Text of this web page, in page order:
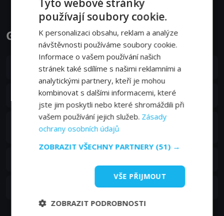
Generálové epizody
6. epizoda:Od normalizace k normalitě
10. 03. 2021
5. epizoda:Pořádek si už uděláte sami
03. 03. 2021
Z maršála vězeň, z vojína
generál
17. 02. 2021
Rozkaz není román
S01E02
Tyto webové stránky
používají soubory cookie.
K personalizaci obsahu, reklam a analýze
návštěvnosti používáme soubory cookie.
Informace o vašem používání našich
stránek také sdílíme s našimi reklamními a
analytickými partnery, kteří je mohou
kombinovat s dalšími informacemi, které
jste jim poskytli nebo které shromáždili při
vašem používání jejich služeb. Zásady
ochrany osobních údajů
ZOBRAZIT VŠECHNY PARTNERY (51) →
VŠE PŘIJMOUT
ZOBRAZIT PODROBNOSTI